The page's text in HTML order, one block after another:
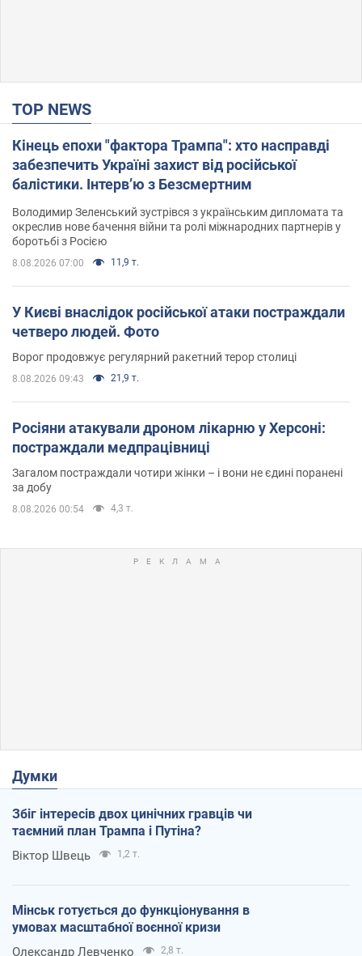
TOP NEWS
Кінець епохи "фактора Трампа": хто насправді
забезпечить Україні захист від російської
балістики. Інтерв’ю з Безсмертним
Володимир Зеленський зустрівся з українським дипломата та
окреслив нове бачення війни та ролі міжнародних партнерів у
боротьбі з Росією
8.08.2026 07:00 11,9 т.
У Києві внаслідок російської атаки постраждали
четверо людей. Фото
Ворог продовжує регулярний ракетний терор столиці
8.08.2026 09:43 21,9 т.
Росіяни атакували дроном лікарню у Херсоні:
постраждали медпрацівниці
Загалом постраждали чотири жінки – і вони не єдині поранені
за добу
8.08.2026 00:54 4,3 т.
Думки
Збіг інтересів двох цинічних гравців чи
таємний план Трампа і Путіна?
Віктор Швець 1,2 т.
Мінськ готується до функціонування в
умовах масштабної воєнної кризи
Олександр Левченко 2,8 т.